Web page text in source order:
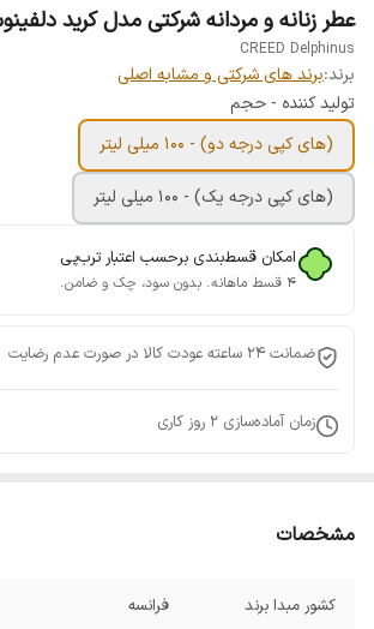
عطر زنانه و مردانه شرکتی مدل کرید
CREED Delphinus
برند:برند های شرکتی و مشابه اصلی
تولید کننده - حجم
(های کپی درجه دو) - 100 میلی لیتر
(های کپی درجه یک) - 100 میلی لیتر
امکان قسط‌بندی برحسب اعتبار ترب‌پی
۴ قسط ماهانه. بدون سود، چک و ضامن.
ضمانت 24 ساعته عودت کالا در صورت عدم رضایت
زمان آماده‌سازی 2 روز کاری
مشخصات
کشور مبدا برند فرانسه